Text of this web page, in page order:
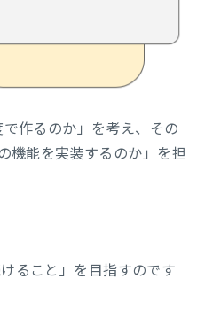
作るのか」を考え、その
機能を実装するのか」を担
ること」を目指すのです